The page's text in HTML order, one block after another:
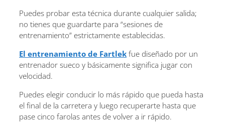
Puedes probar esta técnica durante cualquier salida;
no tienes que guardarte para “sesiones de
entrenamiento” estrictamente establecidas.
El entrenamiento de Fartlek fue diseñado por un
entrenador sueco y básicamente significa jugar con
velocidad.
Puedes elegir conducir lo más rápido que pueda hasta
el final de la carretera y luego recuperarte hasta que
pase cinco farolas antes de volver a ir rápido.